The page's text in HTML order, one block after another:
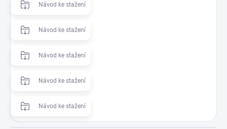
Návod ke stažení
Návod ke stažení
Návod ke stažení
Návod ke stažení
Návod ke stažení